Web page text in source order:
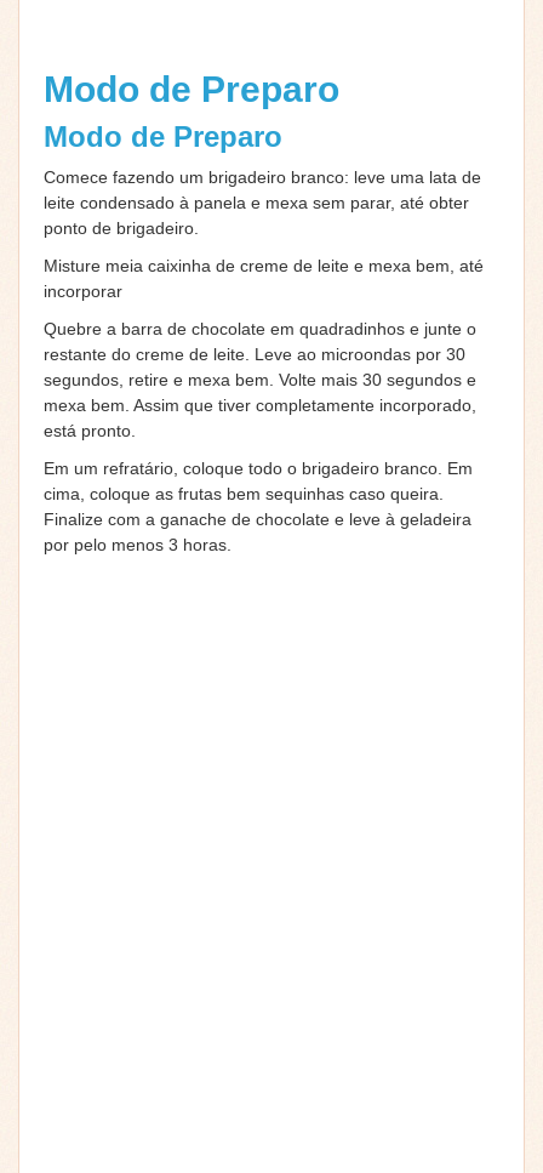
Modo de Preparo
Modo de Preparo
Comece fazendo um brigadeiro branco: leve uma lata de
leite condensado à panela e mexa sem parar, até obter
ponto de brigadeiro.
Misture meia caixinha de creme de leite e mexa bem, até
incorporar
Quebre a barra de chocolate em quadradinhos e junte o
restante do creme de leite. Leve ao microondas por 30
segundos, retire e mexa bem. Volte mais 30 segundos e
mexa bem. Assim que tiver completamente incorporado,
está pronto.
Em um refratário, coloque todo o brigadeiro branco. Em
cima, coloque as frutas bem sequinhas caso queira.
Finalize com a ganache de chocolate e leve à geladeira
por pelo menos 3 horas.